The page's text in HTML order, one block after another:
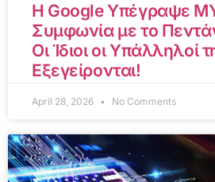
Η Google Υπέγραψε
Συμφωνία με το
Οι Ίδιοι οι Υπάλληλοί
Εξεγείρονται!
April 28, 2026 No Comments